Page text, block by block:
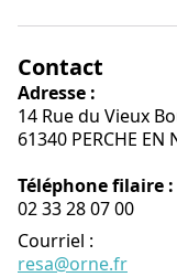
Contact
Adresse :
14 Rue du Vieux
61340 PERCHE EN
Téléphone filaire :
02 33 28 07 00
Courriel :
resa@orne.fr